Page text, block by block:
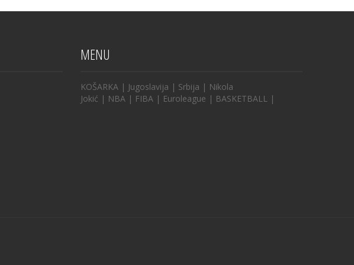
MENU
KOŠARKA | Jugoslavija | Srbija | Nikola
Jokić | NBA | FIBA | Euroleague | BASKETBALL |